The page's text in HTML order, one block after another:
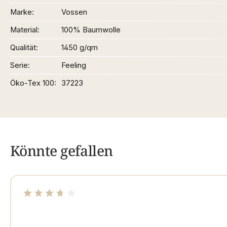
Marke
Vossen
Material
100% Baumwolle
Qualität
1450 g/qm
Serie
Feeling
Öko-Tex 100
37223
Könnte gefallen